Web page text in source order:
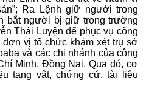
Ra Lệnh giữ người trong
bắt người bị giữ trong trường
Thái Luyện để phục vụ công
vị tổ chức khám xét trụ sở
và các chi nhánh của công
Minh, Đồng Nai. Qua đó, cơ
tang vật, chứng cứ, tài liệu